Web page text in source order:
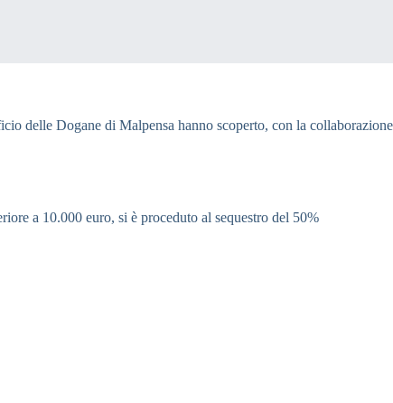
delle Dogane di Malpensa hanno scoperto, con la collaborazione
a 10.000 euro, si è proceduto al sequestro del 50%